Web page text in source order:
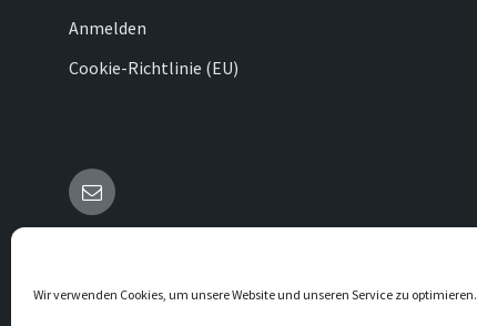
Wir verwenden Cookies, um unsere Website und unseren Service zu optimieren.
Anmelden
Cookie-Richtlinie (EU)
E-